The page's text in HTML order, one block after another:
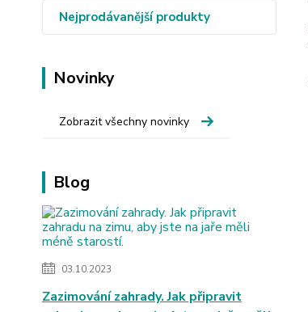
Nejprodávanější produkty
Novinky
Zobrazit všechny novinky
Blog
03.10.2023
Zazimování zahrady. Jak připravit